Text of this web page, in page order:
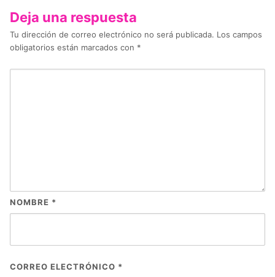
Deja una respuesta
Tu dirección de correo electrónico no será publicada. Los campos
obligatorios están marcados con *
NOMBRE *
CORREO ELECTRÓNICO *